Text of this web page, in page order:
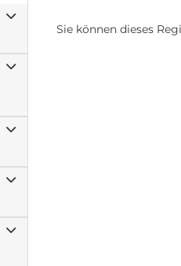
Sie können dieses